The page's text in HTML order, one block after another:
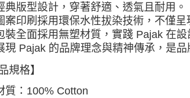
典版型設計，穿著舒適、透氣且耐用 。
案印刷採用環保水性拔染技術，不僅
裝全面採用無塑材質，實踐 Pajak 在
現 Pajak 的品牌理念與精神傳承，是
規格】
質：100% Cotton